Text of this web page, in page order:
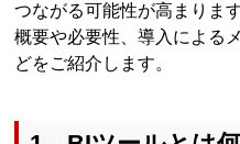
つながる可能性が高まりま
概要や必要性、導入による
どをご紹介します。